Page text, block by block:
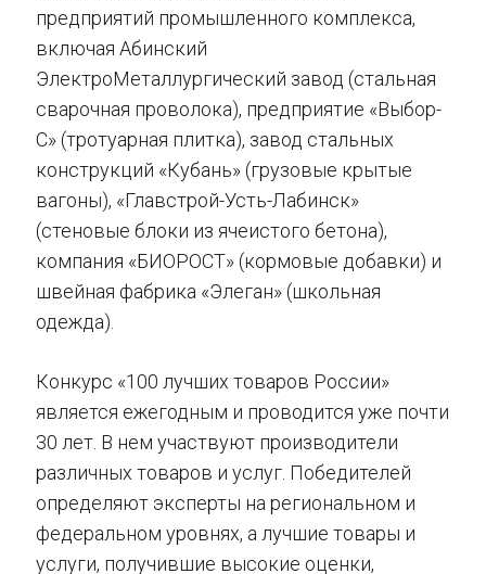
предприятий промышленного комплекса,
включая Абинский
ЭлектроМеталлургический завод (стальная
сварочная проволока), предприятие «Выбор-
С» (тротуарная плитка), завод стальных
конструкций «Кубань» (грузовые крытые
вагоны), «Главстрой-Усть-Лабинск»
(стеновые блоки из ячеистого бетона),
компания «БИОРОСТ» (кормовые добавки) и
швейная фабрика «Элеган» (школьная
одежда).
Конкурс «100 лучших товаров России»
является ежегодным и проводится уже почти
30 лет. В нем участвуют производители
различных товаров и услуг. Победителей
определяют эксперты на региональном и
федеральном уровнях, а лучшие товары и
услуги, получившие высокие оценки,